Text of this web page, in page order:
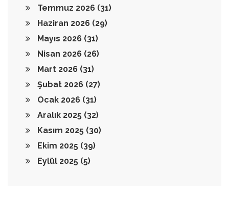
Temmuz 2026 (31)
Haziran 2026 (29)
Mayıs 2026 (31)
Nisan 2026 (26)
Mart 2026 (31)
Şubat 2026 (27)
Ocak 2026 (31)
Aralık 2025 (32)
Kasım 2025 (30)
Ekim 2025 (39)
Eylül 2025 (5)